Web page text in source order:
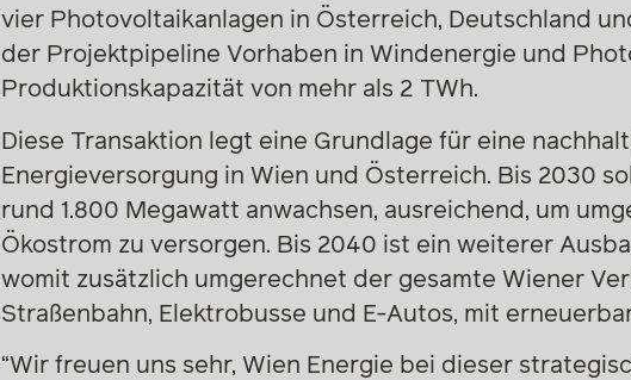
vier Photovoltaikanlagen in Österreich, Deutschland
der Projektpipeline Vorhaben in Windenergie und
Produktionskapazität von mehr als 2 TWh.
Diese Transaktion legt eine Grundlage für eine
Energieversorgung in Wien und Österreich. Bis 2030
rund 1.800 Megawatt anwachsen, ausreichend, um
Ökostrom zu versorgen. Bis 2040 ist ein weiterer
womit zusätzlich umgerechnet der gesamte Wiener
Straßenbahn, Elektrobusse und E-Autos, mit
“Wir freuen uns sehr, Wien Energie bei dieser